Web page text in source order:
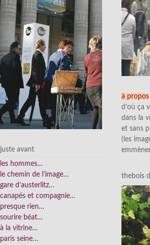
juste avant
les hommes…
le chemin de l’image…
gare d’austerlitz…
canapés et compagnie…
presque rien…
sourire béat…
à la vitrine…
paris seine…
à propos
d’où ça
dans la
et sans
(les
thebois